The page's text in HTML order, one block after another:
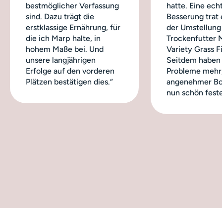
bestmöglicher Verfassung
sind. Dazu trägt die
erstklassige Ernährung, für
die ich Marp halte, in
hohem Maße bei. Und
unsere langjährigen
Erfolge auf den vorderen
Plätzen bestätigen dies.“
hatte. Eine
Besserung trat
der
Trockenfutter
Variety Grass
Seitdem
Probleme
angenehmer
nun schön